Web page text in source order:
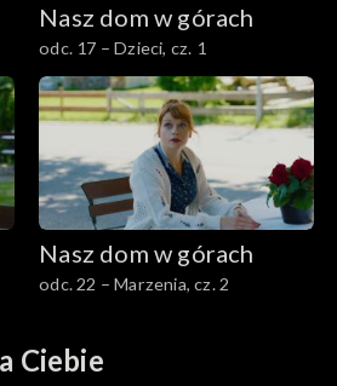
Nasz dom w górach
odc. 17 – Dzieci, cz. 1
Nasz dom w górach
odc. 22 – Marzenia, cz. 2
Ciebie